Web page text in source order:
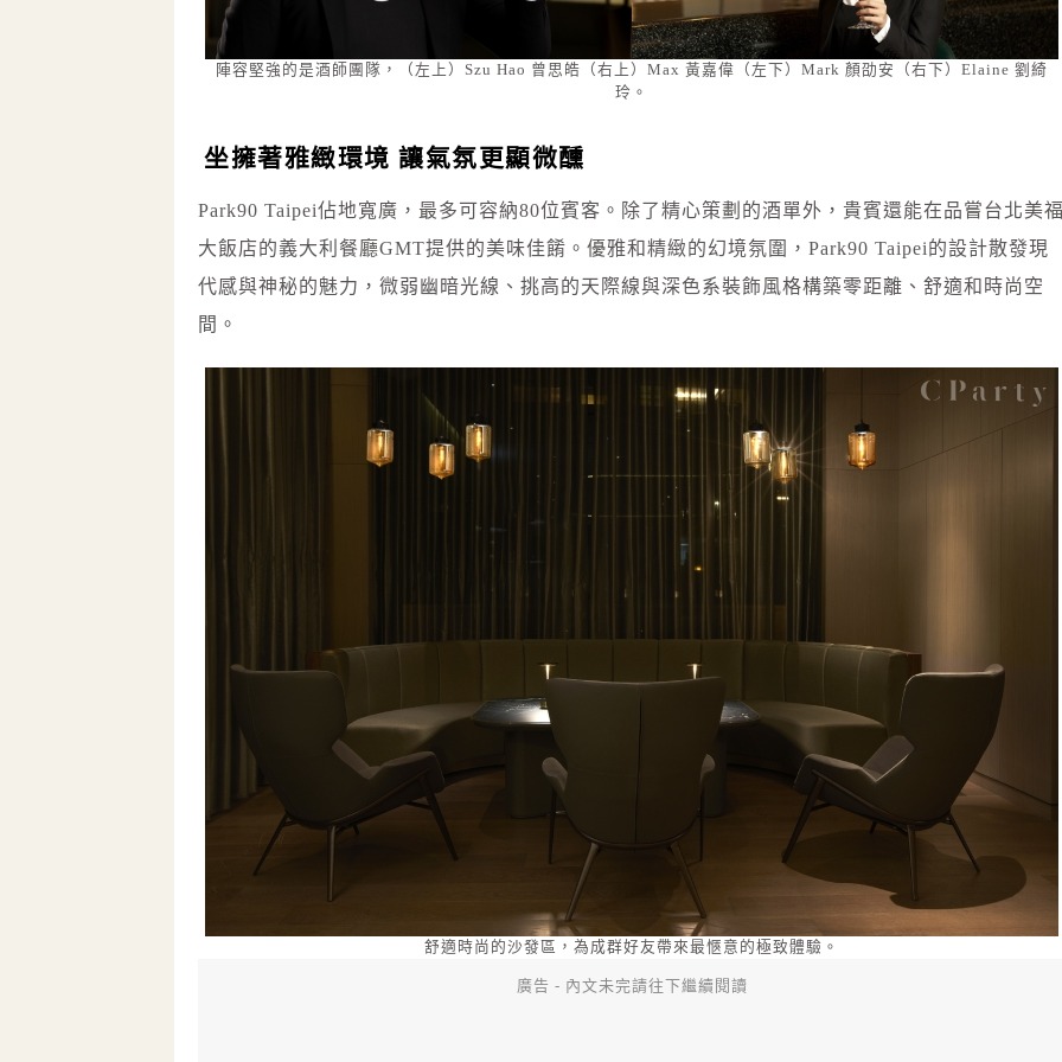
陣容堅強的是酒師團隊，（左上）Szu Hao 曾思皓（右上）Max 黃嘉偉（左下）Mark 顏劭安（右下）Elaine 劉綺
玲。
坐擁著雅緻環境 讓氣氛更顯微醺
Park90 Taipei佔地寬廣，最多可容納80位賓客。除了精心策劃的酒單外，貴賓還能在品嘗台北美
大飯店的義大利餐廳GMT提供的美味佳餚。優雅和精緻的幻境氛圍，Park90 Taipei的設計散發現
代感與神秘的魅力，微弱幽暗光線、挑高的天際線與深色系裝飾風格構築零距離、舒適和時尚空
間。
舒適時尚的沙發區，為成群好友帶來最愜意的極致體驗。
廣告 - 內文未完請往下繼續閱讀